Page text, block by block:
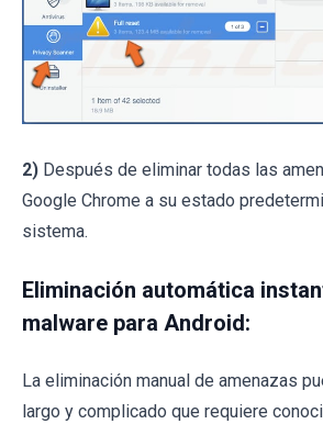
2) Después de eliminar todas las
Google Chrome a su estado
sistema.
Eliminación automática
malware para Android:
La eliminación manual de amenazas
largo y complicado que requiere